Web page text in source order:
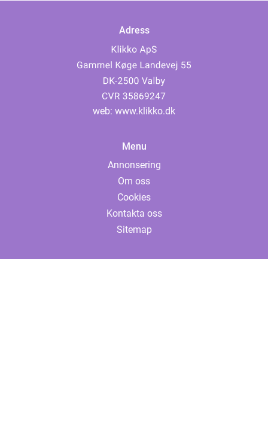
Adress
web: www.klikko.dk
Menu
Annonsering
Om oss
Cookies
Kontakta oss
Sitemap